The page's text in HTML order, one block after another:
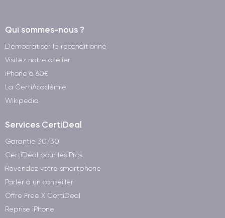
Qui sommes-nous ?
Démocratiser le reconditionné
Visitez notre atelier
iPhone à 60€
La CertiAcadémie
Wikipedia
Services CertiDeal
Garantie 30/30
CertiDeal pour les Pros
Revendez votre smartphone
Parler à un conseiller
Offre Free X CertiDeal
Reprise iPhone